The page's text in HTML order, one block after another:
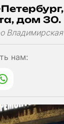
дом 30.
Владимирская
нам: